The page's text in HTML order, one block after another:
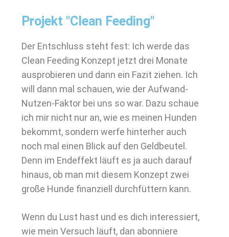
Projekt "Clean Feeding"
Der Entschluss steht fest: Ich werde das
Clean Feeding Konzept jetzt drei Monate
ausprobieren und dann ein Fazit ziehen. Ich
will dann mal schauen, wie der Aufwand-
Nutzen-Faktor bei uns so war. Dazu schaue
ich mir nicht nur an, wie es meinen Hunden
bekommt, sondern werfe hinterher auch
noch mal einen Blick auf den Geldbeutel.
Denn im Endeffekt läuft es ja auch darauf
hinaus, ob man mit diesem Konzept zwei
große Hunde finanziell durchfüttern kann.
Wenn du Lust hast und es dich interessiert,
wie mein Versuch läuft, dan abonniere